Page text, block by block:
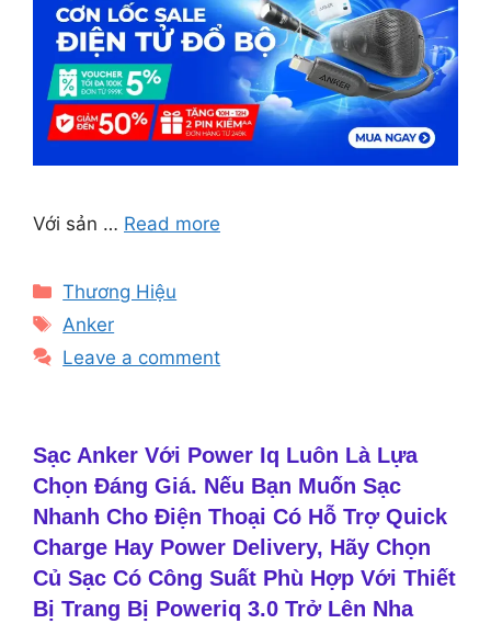
Với sản … Read more
Categories
Thương Hiệu
Tags
Anker
Leave a comment
Sạc Anker Với Power Iq Luôn Là Lựa
Chọn Đáng Giá. Nếu Bạn Muốn Sạc
Nhanh Cho Điện Thoại Có Hỗ Trợ Quick
Charge Hay Power Delivery, Hãy Chọn
Củ Sạc Có Công Suất Phù Hợp Với Thiết
Bị Trang Bị Poweriq 3.0 Trở Lên Nha